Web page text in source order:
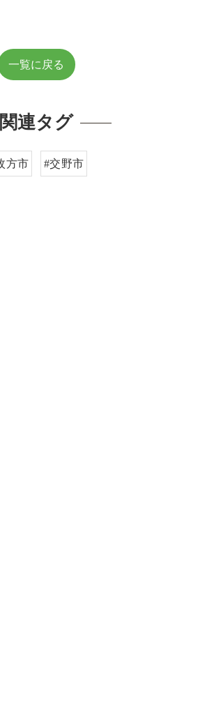
一覧に戻る
関連タグ
方市 #交野市